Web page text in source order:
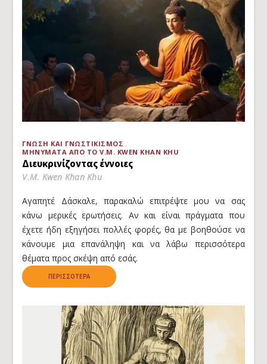
ΓΝΏΣΗ ΚΑΙ ΓΝΩΣΤΙΚΙΣΜΌΣ
ΜΗΝΎΜΑΤΑ ΑΠΌ ΤΟ V.M. KWEN KHAN KHU
Διευκρινίζοντας έννοιες
V.M. Kwen Khan Khu
Αγαπητέ Δάσκαλε, παρακαλώ επιτρέψτε μου να σας
κάνω μερικές ερωτήσεις. Αν και είναι πράγματα που
έχετε ήδη εξηγήσει πολλές φορές, θα με βοηθούσε να
κάνουμε μια επανάληψη και να λάβω περισσότερα
θέματα προς σκέψη από εσάς.
ΠΕΡΙΣΣΌΤΕΡΑ